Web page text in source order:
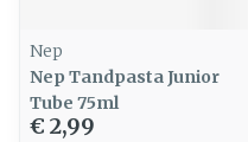
Nep
Nep Tandpasta Junior
Tube 75ml
€ 2,99